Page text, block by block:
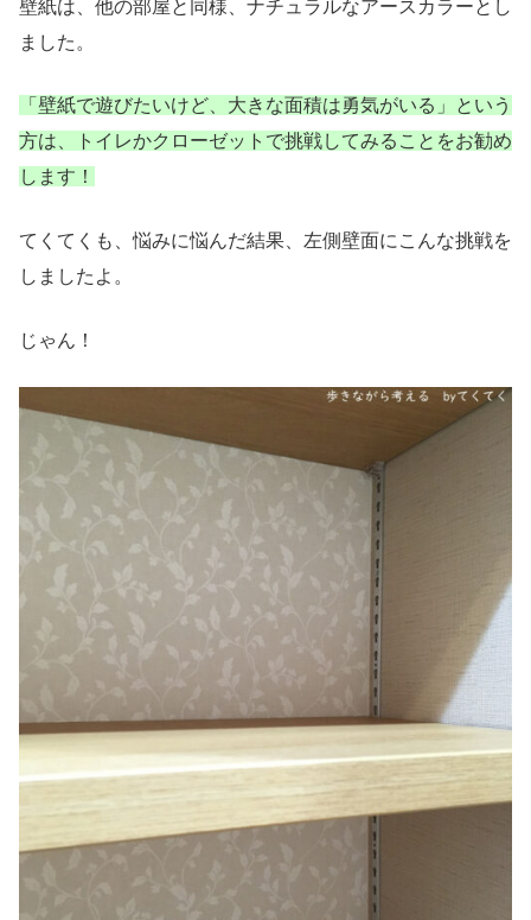
壁紙は、他の部屋と同様、ナチュラルなアースカラーとし
ました。
「壁紙で遊びたいけど、大きな面積は勇気がいる」という
方は、トイレかクローゼットで挑戦してみることをお勧め
します！
てくてくも、悩みに悩んだ結果、左側壁面にこんな挑戦を
しましたよ。
じゃん！